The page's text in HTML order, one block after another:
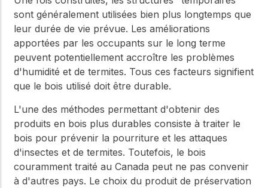
sont généralement utilisées bien plus longtemps que
leur durée de vie prévue. Les améliorations
apportées par les occupants sur le long terme
peuvent potentiellement accroître les problèmes
d'humidité et de termites. Tous ces facteurs signifient
que le bois utilisé doit être durable.
L'une des méthodes permettant d'obtenir des
produits en bois plus durables consiste à traiter le
bois pour prévenir la pourriture et les attaques
d'insectes et de termites. Toutefois, le bois
couramment traité au Canada peut ne pas convenir
à d'autres pays. Le choix du produit de préservation